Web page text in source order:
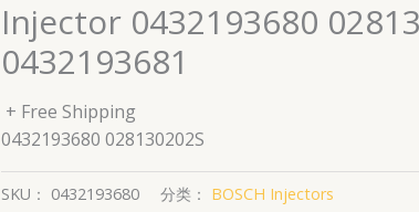
Injector 0432193680
0432193681
+ Free Shipping
0432193680 028130202S
SKU： 0432193680 分类： BOSCH Injectors